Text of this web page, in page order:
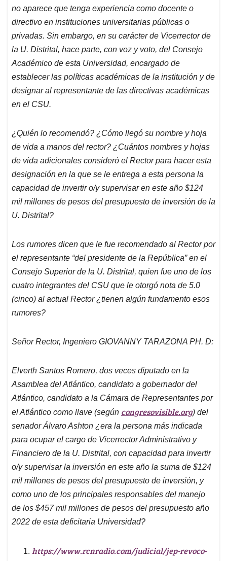
no aparece que tenga experiencia como docente o
directivo en instituciones universitarias públicas o
privadas. Sin embargo, en su carácter de Vicerrector de
la U. Distrital, hace parte, con voz y voto, del Consejo
Académico de esta Universidad, encargado de
establecer las políticas académicas de la institución y de
designar al representante de las directivas académicas
en el CSU.
¿Quién lo recomendó? ¿Cómo llegó su nombre y hoja
de vida a manos del rector? ¿Cuántos nombres y hojas
de vida adicionales consideró el Rector para hacer esta
designación en la que se le entrega a esta persona la
capacidad de invertir o/y supervisar en este año $124
mil millones de pesos del presupuesto de inversión de la
U. Distrital?
Los rumores dicen que le fue recomendado al Rector por
el representante “del presidente de la República” en el
Consejo Superior de la U. Distrital, quien fue uno de los
cuatro integrantes del CSU que le otorgó nota de 5.0
(cinco) al actual Rector ¿tienen algún fundamento esos
rumores?
Señor Rector, Ingeniero GIOVANNY TARAZONA PH. D:
Elverth Santos Romero, dos veces diputado en la
Asamblea del Atlántico, candidato a gobernador del
Atlántico, candidato a la Cámara de Representantes por
el Atlántico como llave (según congresovisible.org) del
senador Álvaro Ashton ¿era la persona más indicada
para ocupar el cargo de Vicerrector Administrativo y
Financiero de la U. Distrital, con capacidad para invertir
o/y supervisar la inversión en este año la suma de $124
mil millones de pesos del presupuesto de inversión, y
como uno de los principales responsables del manejo
de los $457 mil millones de pesos del presupuesto año
2022 de esta deficitaria Universidad?
https://www.rcnradio.com/judicial/jep-revoco-